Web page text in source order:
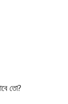
তো?